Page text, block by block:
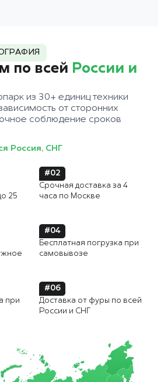
по всей России и
из 30+ единиц техники
от сторонних
соблюдение сроков
Россия, СНГ
25
#02
Срочная доставка за 4
часа по Москве
#04
Бесплатная погрузка при
самовывозе
при
#06
Доставка от фуры по всей
России и СНГ